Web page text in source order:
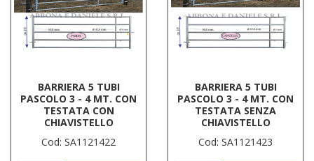
BARRIERA 5 TUBI
PASCOLO 3 - 4 MT. CON
TESTATA CON
CHIAVISTELLO
Cod: SA1121422
BARRIERA 5 TUBI
PASCOLO 3 - 4 MT. CON
TESTATA SENZA
CHIAVISTELLO
Cod: SA1121423